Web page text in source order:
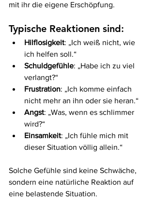
mit ihr die eigene Erschöpfung.
Typische Reaktionen sind:
Hilflosigkeit: „Ich weiß nicht, wie
ich helfen soll.“
Schuldgefühle: „Habe ich zu viel
verlangt?“
Frustration: „Ich komme einfach
nicht mehr an ihn oder sie heran.“
Angst: „Was, wenn es schlimmer
wird?“
Einsamkeit: „Ich fühle mich mit
dieser Situation völlig allein.“
Solche Gefühle sind keine Schwäche,
sondern eine natürliche Reaktion auf
eine belastende Situation.